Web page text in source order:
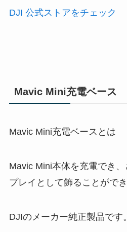
DJI 公式ストアをチェック
Mavic Mini充電ベース
Mavic Mini充電ベースとは
Mavic Mini本体を充電でき
プレイとして飾ることがで
DJIのメーカー純正製品です。